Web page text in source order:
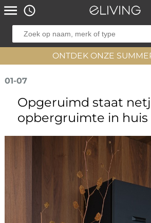
ONTDEK ONZE
01-07
Opgeruimd staat
opbergruimte in huis